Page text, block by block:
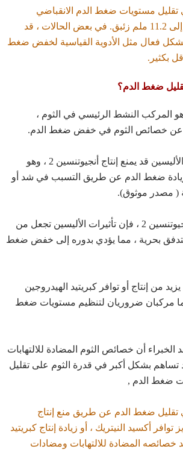
مستويات ضغط الدم الانقباضي
والانبساطي بما يصل إلى 11.2 ملم زئبق. في بعض الحالات ، قد
فعال مثل الأدوية القياسية لخفض ضغط
بكثير.
ضغط الدم؟
المركب النشط الرئيسي في الثوم ،
عن خصائص الثوم في خفض ضغط الدم.
تشير الأبحاث إلى أن الأليسين قد يمنع إنتاج أنجيوتنسين 2 ، وهو
ضغط الدم عن طريق التسبب في شد أو
( مصدر موثوق).
من خلال منع إنتاج أنجيوتنسين 2 ، فإن تأثيرات الأليسين تجعل من
بحرية ، مما يؤدي بدوره إلى خفض ضغط
من إنتاج أو توافر كبريتيد الهيدروجين
مركبان ضروريان لتنظيم مستويات ضغط
الخبراء أن خصائص الثوم المضادة للالتهابات
تساهم بشكل أكبر في قدرة الثوم على تقليل
ضغط الدم ,
ضغط الدم عن طريق منع إنتاج
2 ، أو تعزيز توافر أكسيد النيتريك ، أو زيادة إنتاج كبريتيد
خصائصه المضادة للالتهابات ومضادات